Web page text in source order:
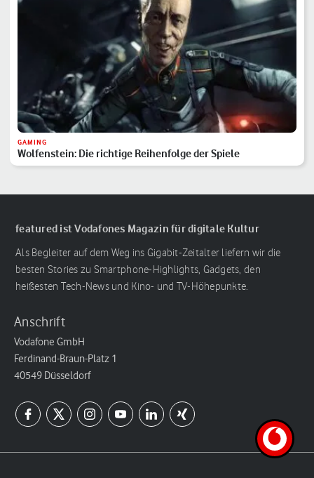
GAMING
Wolfenstein: Die richtige Reihenfolge der Spiele
featured ist Vodafones Magazin für digitale Kultur
Als Begleiter auf dem Weg ins Gigabit-Zeitalter liefern wir die
besten Stories zu Smartphone-Highlights, Gadgets, den
heißesten Tech-News und Kino- und TV-Höhepunkte.
Anschrift
Vodafone GmbH
Ferdinand-Braun-Platz 1
40549 Düsseldorf